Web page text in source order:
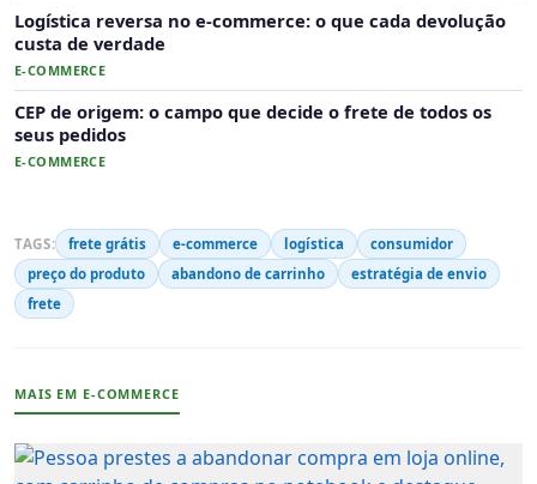
Logística reversa no e-commerce: o que cada devolução
custa de verdade
E-COMMERCE
CEP de origem: o campo que decide o frete de todos os
seus pedidos
E-COMMERCE
TAGS: frete grátis e-commerce logística
consumidor
preço do produto
abandono de carrinho
estratégia de envio
frete
MAIS EM E-COMMERCE